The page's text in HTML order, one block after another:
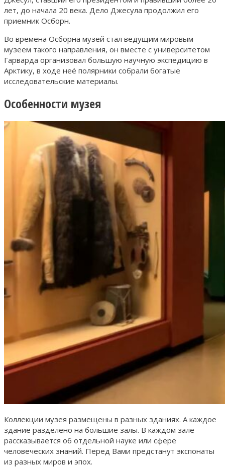
лет, до начала 20 века. Дело Джесула продолжил его
приемник Осборн.
Во времена Осборна музей стал ведущим мировым
музеем такого направления, он вместе с университетом
Гарварда организовал большую научную экспедицию в
Арктику, в ходе неё полярники собрали богатые
исследовательские материалы.
Особенности музея
Коллекции музея размещены в разных зданиях. А каждое
здание разделено на большие залы. В каждом зале
рассказывается об отдельной науке или сфере
человеческих знаний. Перед Вами предстанут экспонаты
из разных миров и эпох.